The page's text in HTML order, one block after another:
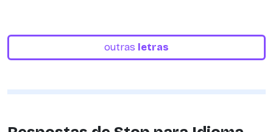
outras letras